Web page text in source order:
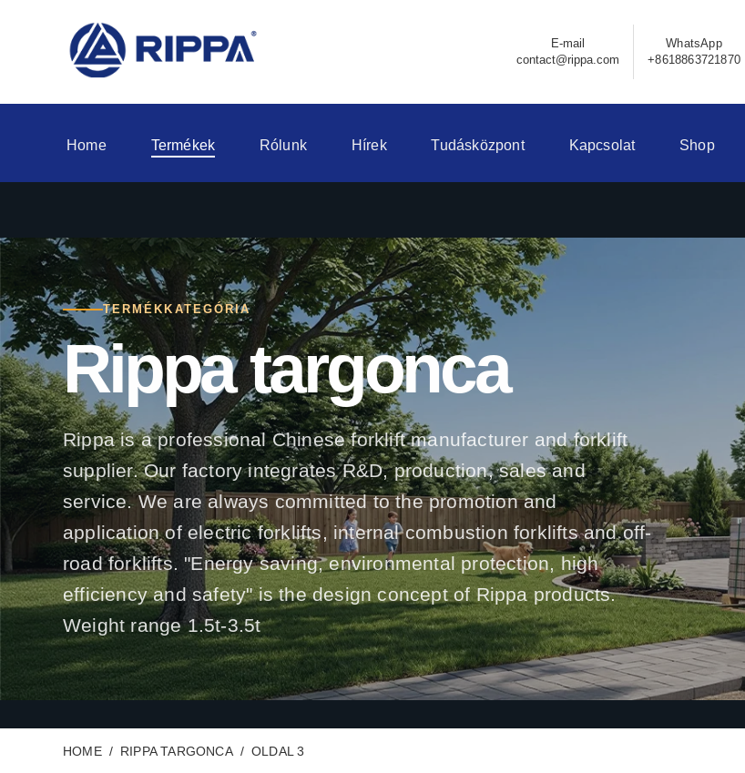
E-mail
contact@rippa.com
WhatsApp
+8618863721870
Home Termékek Rólunk Hírek Tudásközpont Kapcsolat Shop
TERMÉKKATEGÓRIA
Rippa targonca
Rippa is a professional Chinese forklift manufacturer and forklift
supplier. Our factory integrates R&D, production, sales and
service. We are always committed to the promotion and
application of electric forklifts, internal combustion forklifts and off-
road forklifts. "Energy saving, environmental protection, high
efficiency and safety" is the design concept of Rippa products.
Weight range 1.5t-3.5t
HOME RIPPA TARGONCA OLDAL 3